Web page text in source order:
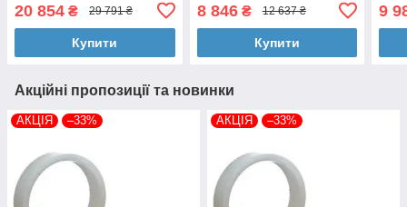
20 854 ₴ 29 791 ₴
Купити
8 846₴ 12 637 ₴
Купити
9
Акційні пропозиції та новинки
АКЦІЯ –33% АКЦІЯ –33%